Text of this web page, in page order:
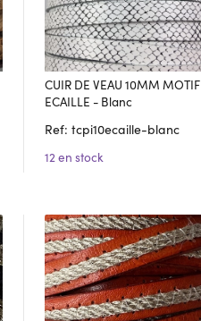
CUIR DE VEAU 10MM MOTIF
ECAILLE - Blanc
Ref: tcpi10ecaille-blanc
12 en stock